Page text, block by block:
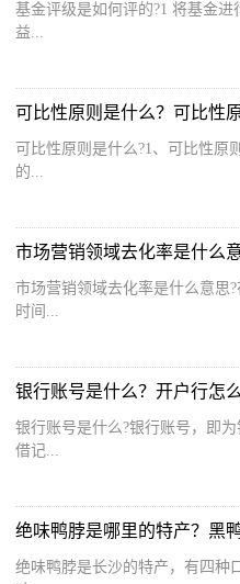
基金评级是如何评的?1 将基金进行分类基金的种类很多，风险收
益...
可比性原则是什么？可比性
可比性原则是什么?1、可比性原
的...
市场营销领域去化率是什么
市场营销领域去化率是什么意思
时间...
银行账号是什么？开户行怎
银行账号是什么?银行账号，即
借记...
绝味鸭脖是哪里的特产？黑
绝味鸭脖是长沙的特产，有四种